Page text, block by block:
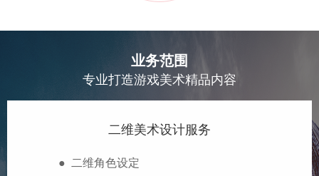
业务范围
专业打造游戏美术精品内容
二维美术设计服务
● 二维角色设定